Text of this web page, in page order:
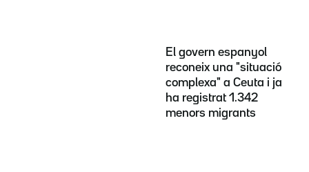
El govern espanyol
reconeix una "situació
complexa" a Ceuta i ja
ha registrat 1.342
menors migrants